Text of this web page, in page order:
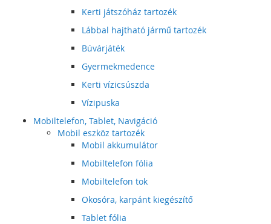
Kerti játszóház tartozék
Lábbal hajtható jármű tartozék
Búvárjáték
Gyermekmedence
Kerti vízicsúszda
Vízipuska
Mobiltelefon, Tablet, Navigáció
Mobil eszköz tartozék
Mobil akkumulátor
Mobiltelefon fólia
Mobiltelefon tok
Okosóra, karpánt kiegészítő
Tablet fólia